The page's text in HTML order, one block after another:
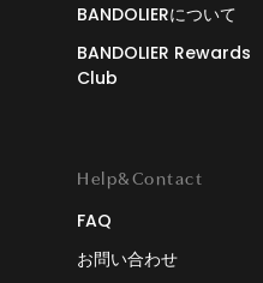
BANDOLIERについて
BANDOLIER Rewards
Club
Help&Contact
FAQ
お問い合わせ